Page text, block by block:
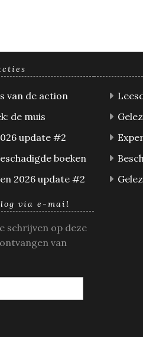
van de action
de muis
update #2
boeken
2026 update #2
via e-mail
schrijven op deze
van